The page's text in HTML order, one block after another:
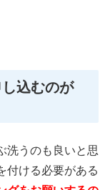
込むのが
洗うのも良いと思
付ける必要がある